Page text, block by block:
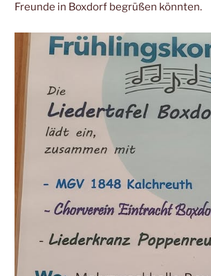
Freunde in Boxdorf begrüßen könnten.